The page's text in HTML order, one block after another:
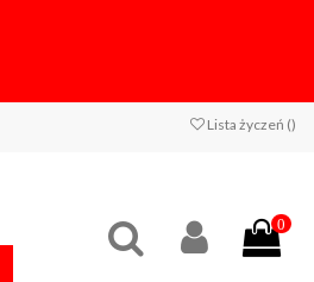
Lista życzeń ()
0